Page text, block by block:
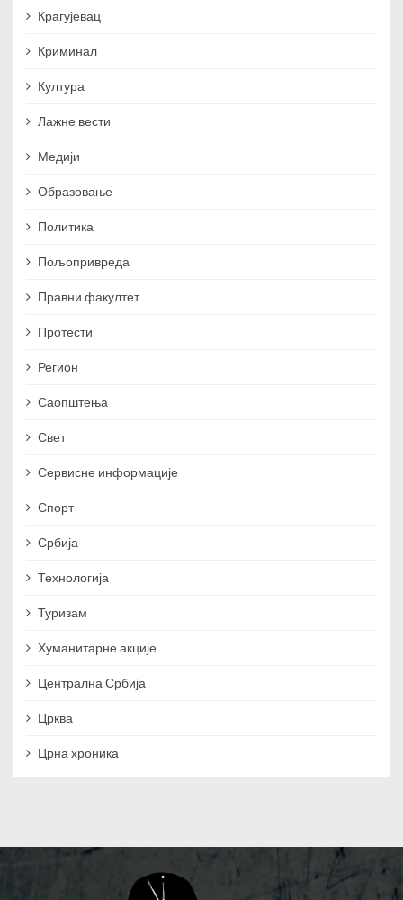
Крагујевац
Криминал
Култура
Лажне вести
Медији
Образовање
Политика
Пољопривреда
Правни факултет
Протести
Регион
Саопштења
Свет
Сервисне информације
Спорт
Србија
Технологија
Туризам
Хуманитарне акције
Централна Србија
Црква
Црна хроника